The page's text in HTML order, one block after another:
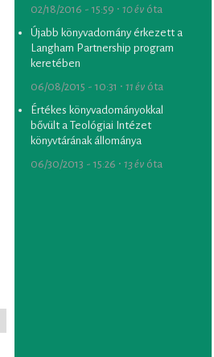
02/18/2016 - 15:59 ∙ 10 év óta
Újabb könyvadomány érkezett a
Langham Partnership program
keretében
06/08/2015 - 10:31 ∙ 11 év óta
Értékes könyvadományokkal
bővült a Teológiai Intézet
könyvtárának állománya
06/30/2013 - 15:26 ∙ 13 év óta